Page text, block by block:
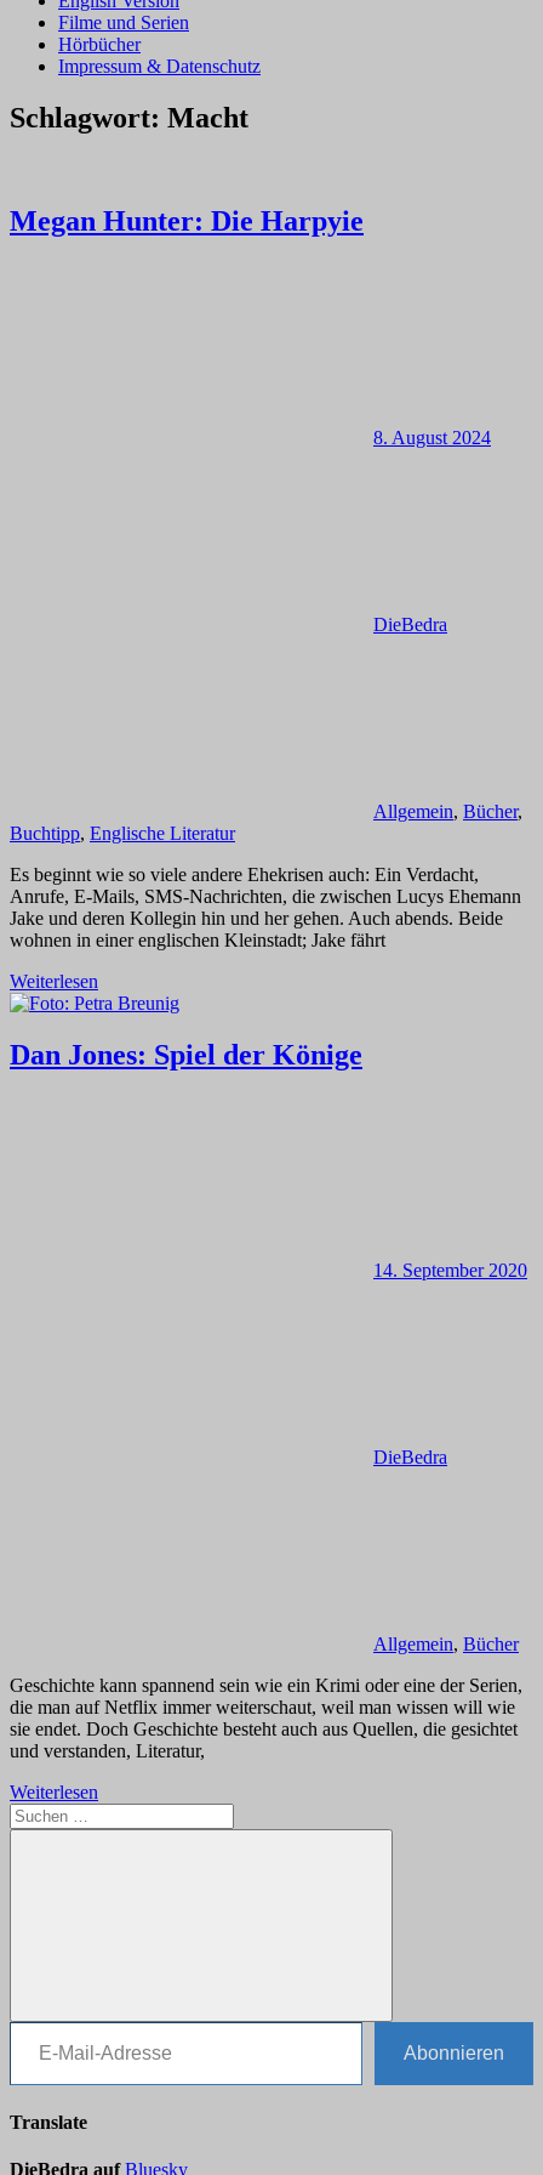
Filme und Serien
Hörbücher
Impressum & Datenschutz
Schlagwort: Macht
Megan Hunter: Die Harpyie
8. August 2024
DieBedra
Allgemein, Bücher,
Buchtipp, Englische Literatur
Es beginnt wie so viele andere Ehekrisen auch: Ein Verdacht,
Anrufe, E-Mails, SMS-Nachrichten, die zwischen Lucys Ehemann
Jake und deren Kollegin hin und her gehen. Auch abends. Beide
wohnen in einer englischen Kleinstadt; Jake fährt
Weiterlesen
Dan Jones: Spiel der Könige
14. September 2020
DieBedra
Allgemein, Bücher
Geschichte kann spannend sein wie ein Krimi oder eine der Serien,
die man auf Netflix immer weiterschaut, weil man wissen will wie
sie endet. Doch Geschichte besteht auch aus Quellen, die gesichtet
und verstanden, Literatur,
Weiterlesen
Suchen
nach:
Suchen
E-Mail-Adresse
Abonnieren
Translate
DieBedra auf Bluesky